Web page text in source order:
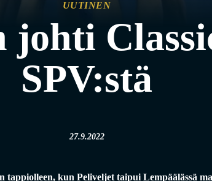
UUTINEN
johti
SPV:stä
27.9.2022
tappiolleen, kun Peliveljet taipui Lempäälässä